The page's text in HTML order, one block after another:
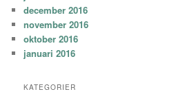
december 2016
november 2016
oktober 2016
januari 2016
KATEGORIER